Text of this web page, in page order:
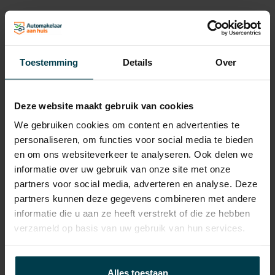
Toestemming Details Over
Deze website maakt gebruik van cookies
We gebruiken cookies om content en advertenties te
personaliseren, om functies voor social media te bieden
en om ons websiteverkeer te analyseren. Ook delen we
informatie over uw gebruik van onze site met onze
partners voor social media, adverteren en analyse. Deze
partners kunnen deze gegevens combineren met andere
informatie die u aan ze heeft verstrekt of die ze hebben
verzameld op basis van uw gebruik van hun services.
Alles toestaan
APK
tot 25-04-2027
Onderhoudsboekje
aanwezig?
Energielabel
Gemiddeld verbruik
9.9 L/100KM
Verbruik stad
14 L/100KM
Verbruik snelweg
7.6 L/100KM
Wegenbelasting min
€ 333 /kwartaal